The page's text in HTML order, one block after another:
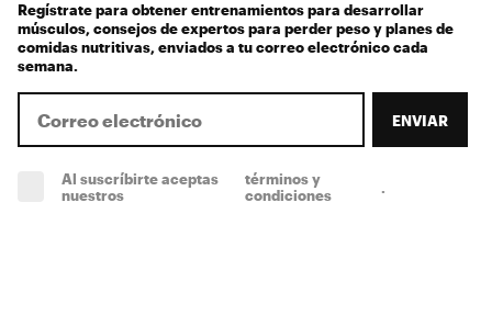
Regístrate para obtener entrenamientos para desarrollar
músculos, consejos de expertos para perder peso y planes de
comidas nutritivas, enviados a tu correo electrónico cada
semana.
ENVIAR
Al suscríbirte aceptas
nuestros
términos y
condiciones